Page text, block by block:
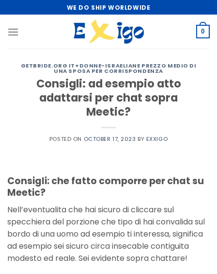
to
content
WE DO SHIP WORLDWIDE
0
GETBRIDE.ORG IT+DONNE-ISRAELIANE PREZZO MEDIO DI
UNA SPOSA PER CORRISPONDENZA
Consigli: ad esempio atto
adattarsi per chat sopra
Meetic?
POSTED ON OCTOBER 17, 2023 BY EXXIGO
Consigli: che fatto comporre per chat su
Meetic?
Nell’eventualita che hai sicuro di cliccare sul
specchiera del porzione che tipo di hai convalida sul
bordo di una uomo ad esempio ti interessa, significa
ad esempio sei sicuro circa insecable contiguita
modesto ed reale. Sei evidente sopra chattare!